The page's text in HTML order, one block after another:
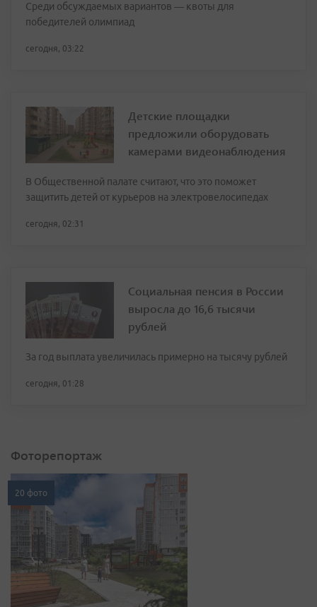
Среди обсуждаемых вариантов — квоты для
победителей олимпиад
сегодня, 03:22
Детские площадки
предложили оборудовать
камерами видеонаблюдения
В Общественной палате считают, что это поможет
защитить детей от курьеров на электровелосипедах
сегодня, 02:31
Социальная пенсия в России
выросла до 16,6 тысячи
рублей
За год выплата увеличилась примерно на тысячу рублей
сегодня, 01:28
Фоторепортаж
20 фото